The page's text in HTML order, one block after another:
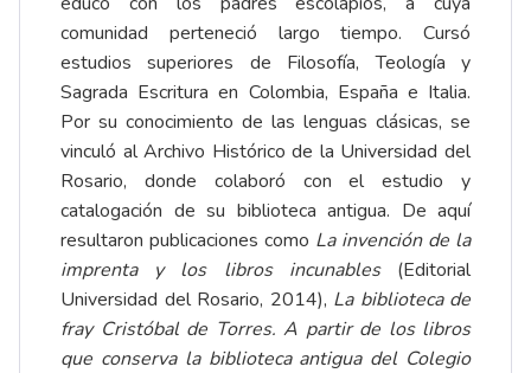
comunidad perteneció largo tiempo. Cursó
estudios superiores de Filosofía, Teología y
Sagrada Escritura en Colombia, España e Italia.
Por su conocimiento de las lenguas clásicas, se
vinculó al Archivo Histórico de la Universidad del
Rosario, donde colaboró con el estudio y
catalogación de su biblioteca antigua. De aquí
resultaron publicaciones como La invención de la
imprenta y los libros incunables (Editorial
Universidad del Rosario, 2014), La biblioteca de
fray Cristóbal de Torres. A partir de los libros
que conserva la biblioteca antigua del Colegio